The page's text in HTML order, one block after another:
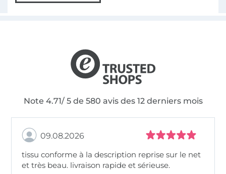
Note 4.71/ 5 de 580 avis des 12 derniers mois
09.08.2026
tissu conforme à la description reprise sur le net
et très beau. livraison rapide et sérieuse.